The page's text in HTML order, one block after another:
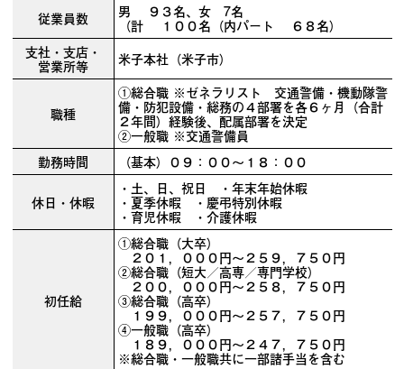
従業員数 男 ９３名、女 7名
（計 １００名（内パート ６８名）
支社・支店・
営業所等 米子本社（米子市）
職種
①総合職 ※ゼネラリスト 交通警備・機動隊警
備・防犯設備・総務の４部署を各６ヶ月（合計
２年間）経験後、配属部署を決定
②一般職 ※交通警備員
勤務時間
（基本）０９：００～１８：００
休日・休暇
・土、日、祝日 ・年末年始休暇
・夏季休暇 ・慶弔特別休暇
・育児休暇 ・介護休暇
初任給
①総合職（大卒）
２０１，０００円～２５９，７５０円
②総合職（短大／高専／専門学校）
２００，０００円～２５８，７５０円
③総合職（高卒）
１９９，０００円～２５７，７５０円
④一般職（高卒）
１８９，０００円～２４７，７５０円
※総合職・一般職共に一部諸手当を含む